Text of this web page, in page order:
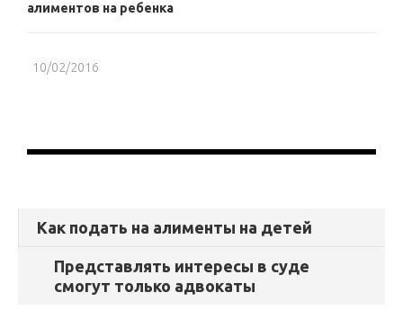
алиментов на ребенка
10/02/2016
Как подать на алименты на детей
Представлять интересы в суде
смогут только адвокаты